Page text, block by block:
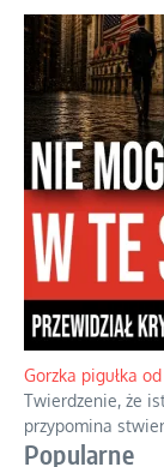
Boskie
cyfrowego świata
Święte orędzia w